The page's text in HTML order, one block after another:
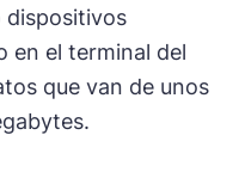
dispositivos
en el terminal del
que van de unos